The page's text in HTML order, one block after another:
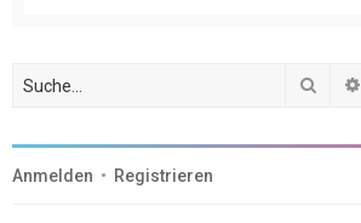
Suche
Anmelden • Registrieren